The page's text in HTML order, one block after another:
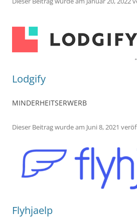
Lodgify
MINDERHEITSERWERB
Dieser Beitrag wurdeam Juni 8, 2021
Flyhjaelp